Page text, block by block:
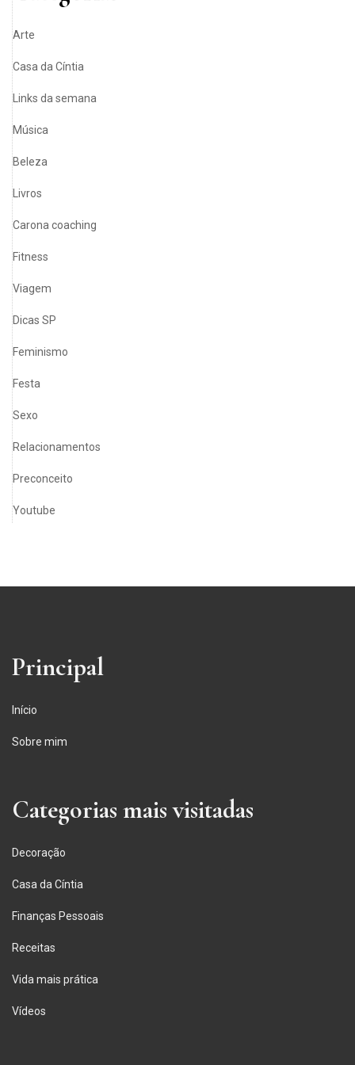
Arte
Casa da Cíntia
Links da semana
Música
Beleza
Livros
Carona coaching
Fitness
Viagem
Dicas SP
Feminismo
Festa
Sexo
Relacionamentos
Preconceito
Youtube
Principal
Início
Sobre mim
Categorias mais visitadas
Decoração
Casa da Cíntia
Finanças Pessoais
Receitas
Vida mais prática
Vídeos